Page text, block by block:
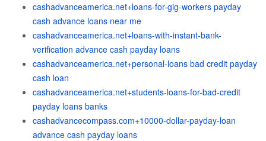
cashadvanceamerica.net+loans-for-gig-workers payday
cash advance loans near me
cashadvanceamerica.net+loans-with-instant-bank-
verification advance cash payday loans
cashadvanceamerica.net+personal-loans bad credit payday
cash loan
cashadvanceamerica.net+students-loans-for-bad-credit
payday loans banks
cashadvancecompass.com+10000-dollar-payday-loan
advance cash payday loans